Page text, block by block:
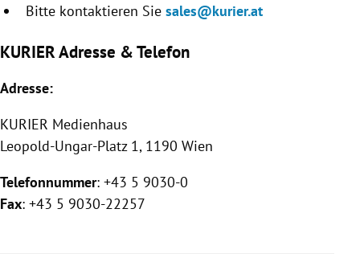
Bitte kontaktieren Sie sales@kurier.at
KURIER Adresse & Telefon
Adresse:
KURIER Medienhaus
Leopold-Ungar-Platz 1, 1190 Wien
Telefonnummer: +43 5 9030-0
Fax: +43 5 9030-22257